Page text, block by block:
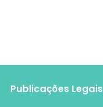
Publicações Legais